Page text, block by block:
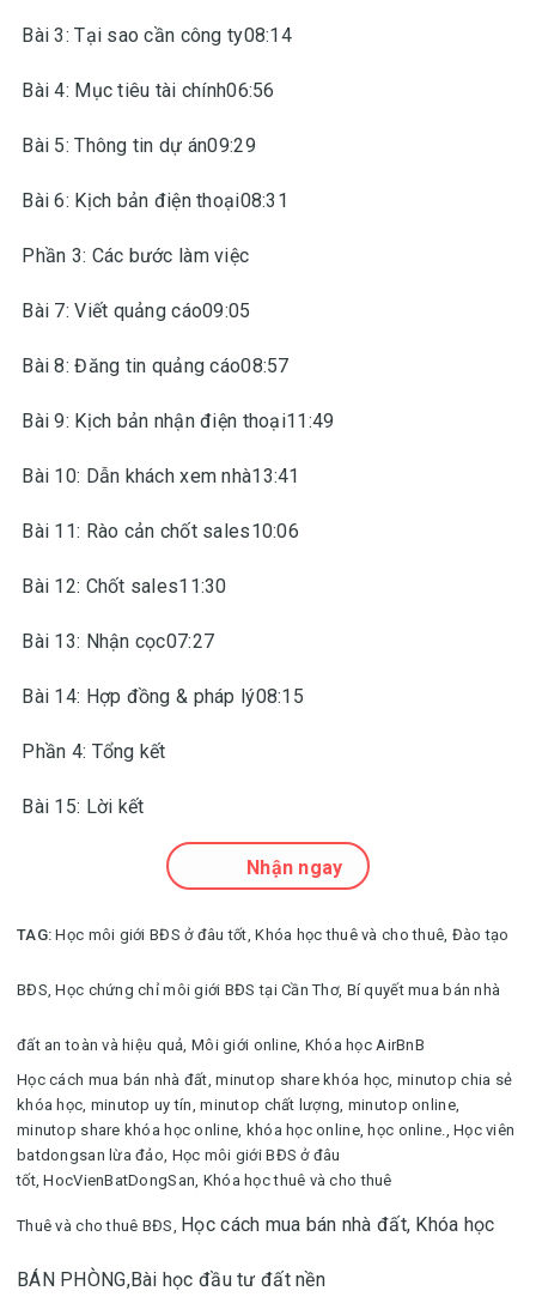
Bài 3: Tại sao cần công ty08:14
Bài 4: Mục tiêu tài chính06:56
Bài 5: Thông tin dự án09:29
Bài 6: Kịch bản điện thoại08:31
Phần 3: Các bước làm việc
Bài 7: Viết quảng cáo09:05
Bài 8: Đăng tin quảng cáo08:57
Bài 9: Kịch bản nhận điện thoại11:49
Bài 10: Dẫn khách xem nhà13:41
Bài 11: Rào cản chốt sales10:06
Bài 12: Chốt sales11:30
Bài 13: Nhận cọc07:27
Bài 14: Hợp đồng & pháp lý08:15
Phần 4: Tổng kết
Bài 15: Lời kết
Nhận ngay
TAG:Học môi giới BĐS ở đâu tốt,Khóa học thuê và cho thuê, Đào tạo
BĐS,Học chứng chỉ môi giới BĐS tại Cần Thơ, Bí quyết mua bán nhà
đất an toàn và hiệu quả, Môi giới online, Khóa học AirBnB
Học cách mua bán nhà đất,minutop share khóa học, minutop chia sẻ
khóa học, minutop uy tín, minutop chất lượng, minutop online,
minutop share khóa học online, khóa học online, học online.,Học viên
batdongsan lừa đảo, Học môi giới BĐS ở đâu
tốt,HocVienBatDongSan, Khóa học thuê và cho thuê
Thuê và cho thuê BĐS, Học cách mua bán nhà đất, Khóa học
BÁN PHÒNG,Bài học đầu tư đất nền